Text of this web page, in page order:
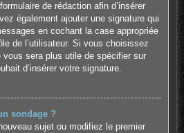
de rédaction afin d’insérer
également ajouter une signature qui
en cochant la case appropriée
de l’utilisateur. Si vous choisissez
sera plus utile de spécifier sur
d’insérer votre signature.
sondage ?
sujet ou modifiez le premier